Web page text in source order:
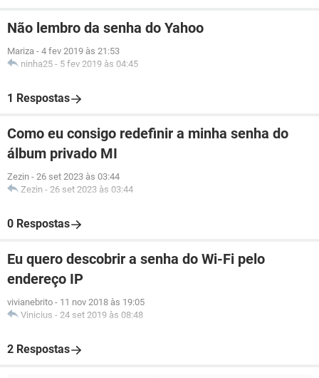
Não lembro da senha do Yahoo
Mariza - 4 fev 2019 às 21:53
ninha25 - 5 fev 2019 às 04:45
1 Respostas
Como eu consigo redefinir a minha senha do
álbum privado MI
Zezin - 26 set 2023 às 03:44
Zezin - 26 set 2023 às 03:44
0 Respostas
Eu quero descobrir a senha do Wi-Fi pelo
endereço IP
vivianebrito - 11 nov 2018 às 19:05
Vinicius - 24 set 2019 às 08:48
2 Respostas